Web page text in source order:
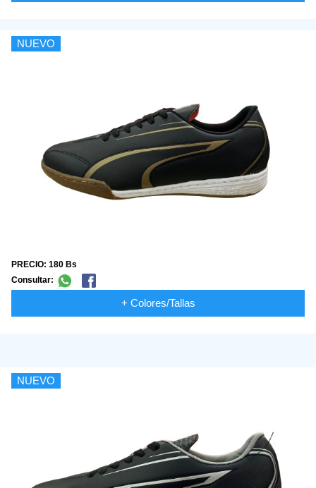
NUEVO
PRECIO: 180 Bs
Consultar:
+ Colores/Tallas
NUEVO